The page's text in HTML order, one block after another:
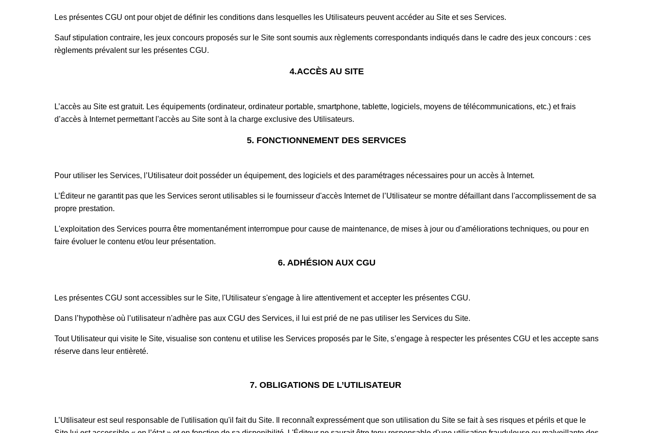
Les présentes CGU ont pour objet de définir les conditions dans lesquelles les Utilisateurs peuvent accéder au Site et ses Services.
Sauf stipulation contraire, les jeux concours proposés sur le Site sont soumis aux règlements correspondants indiqués dans le cadre des jeux concours : ces
règlements prévalent sur les présentes CGU.
4.ACCÈS AU SITE
L’accès au Site est gratuit. Les équipements (ordinateur, ordinateur portable, smartphone, tablette, logiciels, moyens de télécommunications, etc.) et frais
d’accès à Internet permettant l'accès au Site sont à la charge exclusive des Utilisateurs.
5. FONCTIONNEMENT DES SERVICES
Pour utiliser les Services, l’Utilisateur doit posséder un équipement, des logiciels et des paramétrages nécessaires pour un accès à Internet.
L’Éditeur ne garantit pas que les Services seront utilisables si le fournisseur d'accès Internet de l’Utilisateur se montre défaillant dans l'accomplissement de sa
propre prestation.
L'exploitation des Services pourra être momentanément interrompue pour cause de maintenance, de mises à jour ou d'améliorations techniques, ou pour en
faire évoluer le contenu et/ou leur présentation.
6. ADHÉSION AUX CGU
Les présentes CGU sont accessibles sur le Site, l'Utilisateur s'engage à lire attentivement et accepter les présentes CGU.
Dans l’hypothèse où l’utilisateur n'adhère pas aux CGU des Services, il lui est prié de ne pas utiliser les Services du Site.
Tout Utilisateur qui visite le Site, visualise son contenu et utilise les Services proposés par le Site, s’engage à respecter les présentes CGU et les accepte sans
réserve dans leur entièreté.
7. OBLIGATIONS DE L’UTILISATEUR
L’Utilisateur est seul responsable de l'utilisation qu'il fait du Site. Il reconnaît expressément que son utilisation du Site se fait à ses risques et périls et que le